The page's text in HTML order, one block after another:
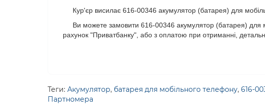
Кур'єр висилає 616-00346 акумулятор (батарея) для
Ви можете замовити 616-00346 акумулятор (батарея) для
рахунок "Приватбанку", або з оплатою при отриманні,
Теги: Акумулятор, батарея для мобільного телефону, 616-
Партномера